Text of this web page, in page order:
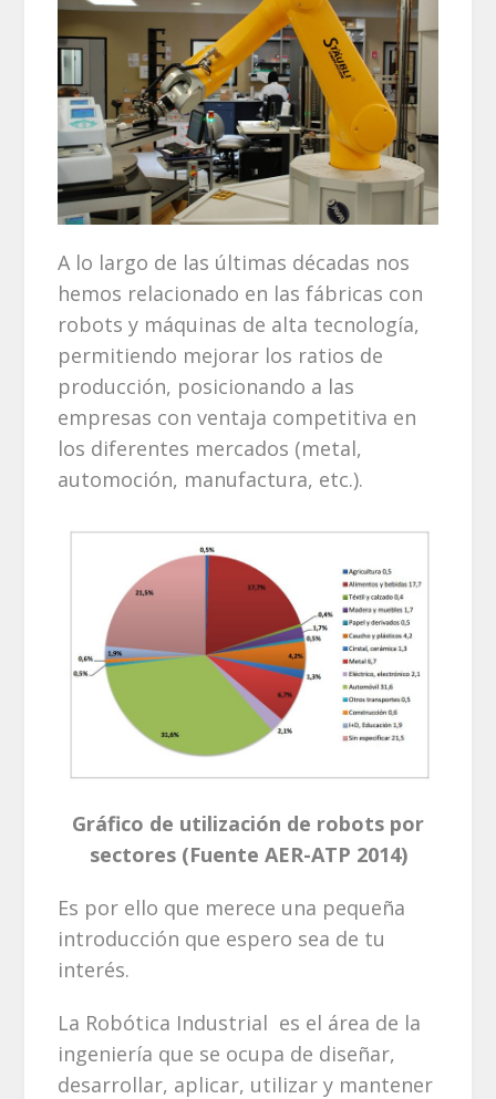
A lo largo de las últimas décadas nos
hemos relacionado en las fábricas con
robots y máquinas de alta tecnología,
permitiendo mejorar los ratios de
producción, posicionando a las
empresas con ventaja competitiva en
los diferentes mercados (metal,
automoción, manufactura, etc.).
Gráfico de utilización de robots por
sectores (Fuente AER-ATP 2014)
Es por ello que merece una pequeña
introducción que espero sea de tu
interés.
La Robótica Industrial es el área de la
ingeniería que se ocupa de diseñar,
desarrollar, aplicar, utilizar y mantener